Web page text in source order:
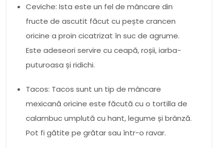
Ceviche: Ista este un fel de mâncare din
fructe de ascutit făcut cu pește crancen
oricine a proin cicatrizat în suc de agrume.
Este adeseori servire cu ceapă, roșii, iarba-
puturoasa și ridichi.
Tacos: Tacos sunt un tip de mâncare
mexicană oricine este făcută cu o tortilla de
calambuc umplută cu hant, legume și brânză.
Pot fi gătite pe grătar sau într-o ravar.